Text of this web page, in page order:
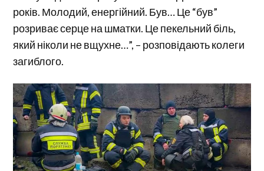
років. Молодий, енергійний. Був… Це “був”
розриває серце на шматки. Це пекельний біль,
який ніколи не вщухне…”, – розповідають колеги
загиблого.